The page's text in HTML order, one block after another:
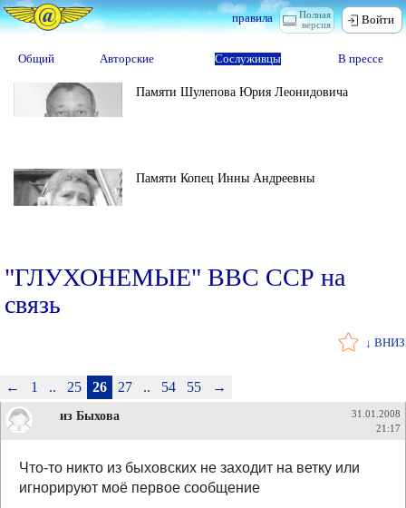
Полная
версия
правила Войти
Общий Авторские Сослуживцы В прессе
Памяти Шулепова Юрия Леонидовича
Памяти Копец Инны Андреевны
"ГЛУХОНЕМЫЕ" ВВС ССР на
связь
↓ ВНИЗ
← 1 .. 25 26 27 .. 54 55 →
из Быхова
31.01.2008
21:17
Что-то никто из быховских не заходит на ветку или
игнорируют моё первое сообщение